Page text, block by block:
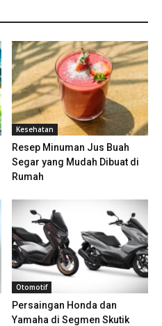
Kesehatan
Resep Minuman Jus Buah
Segar yang Mudah Dibuat di
Rumah
Otomotif
Persaingan Honda dan
Yamaha di Segmen Skutik